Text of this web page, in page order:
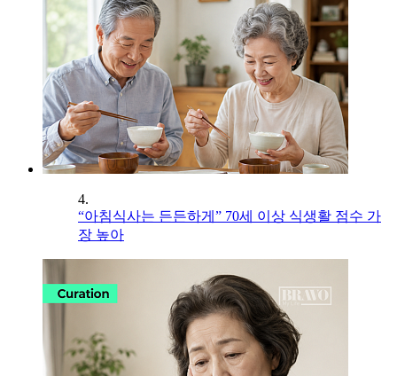
4.
“아침식사는 든든하게” 70세 이상 식생활 점수 가
장 높아